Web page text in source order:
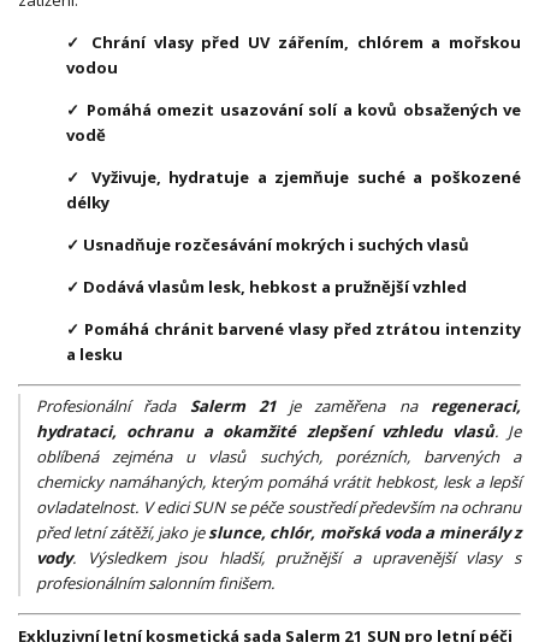
✓ Chrání vlasy před UV zářením, chlórem a mořskou
vodou
✓ Pomáhá omezit usazování solí a kovů obsažených ve
vodě
✓ Vyživuje, hydratuje a zjemňuje suché a poškozené
délky
✓ Usnadňuje rozčesávání mokrých i suchých vlasů
✓ Dodává vlasům lesk, hebkost a pružnější vzhled
✓ Pomáhá chránit barvené vlasy před ztrátou intenzity
a lesku
Profesionální řada Salerm 21je zaměřena na regeneraci,
hydrataci, ochranu a okamžité zlepšení vzhledu vlasů. Je
oblíbená zejména u vlasů suchých, porézních, barvených a
chemicky namáhaných, kterým pomáhá vrátit hebkost, lesk a lepší
ovladatelnost. V edici SUN se péče soustředí především na ochranu
před letní zátěží, jako jeslunce, chlór, mořská voda a minerály z
vody. Výsledkem jsou hladší, pružnější a upravenější vlasy s
profesionálním salonním finišem.
Exkluzivní letní kosmetická sada Salerm 21 SUN pro letní péči